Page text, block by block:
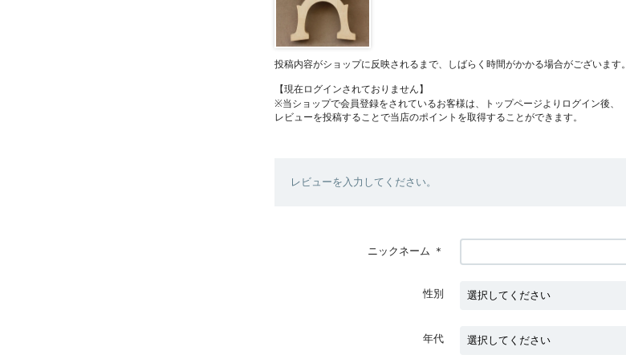
投稿内容がショップに反映されるまで、しばらく時間がかかる場合がございます。
【現在ログインされておりません】
※当ショップで会員登録をされているお客様は、トップページよりログイン後、
レビューを投稿することで当店のポイントを取得することができます。
レビューを入力してください。
ニックネーム ＊
性別
年代